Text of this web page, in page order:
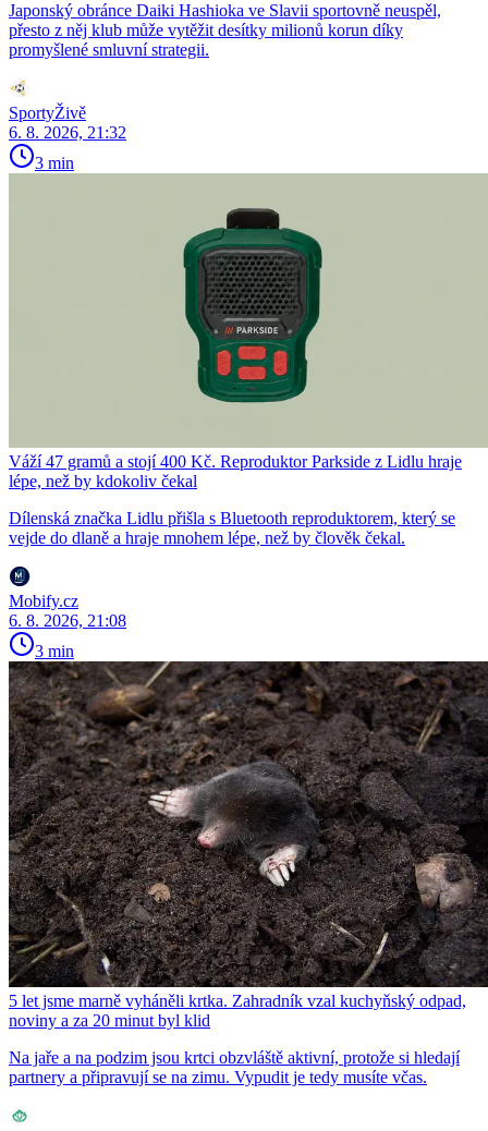
Japonský obránce Daiki Hashioka ve Slavii sportovně neuspěl,
přesto z něj klub může vytěžit desítky milionů korun díky
promyšlené smluvní strategii.
SportyŽivě
6. 8. 2026, 21:32
3 min
Váží 47 gramů a stojí 400 Kč. Reproduktor Parkside z Lidlu hraje
lépe, než by kdokoliv čekal
Dílenská značka Lidlu přišla s Bluetooth reproduktorem, který se
vejde do dlaně a hraje mnohem lépe, než by člověk čekal.
Mobify.cz
6. 8. 2026, 21:08
3 min
5 let jsme marně vyháněli krtka. Zahradník vzal kuchyňský odpad,
noviny a za 20 minut byl klid
Na jaře a na podzim jsou krtci obzvláště aktivní, protože si hledají
partnery a připravují se na zimu. Vypudit je tedy musíte včas.